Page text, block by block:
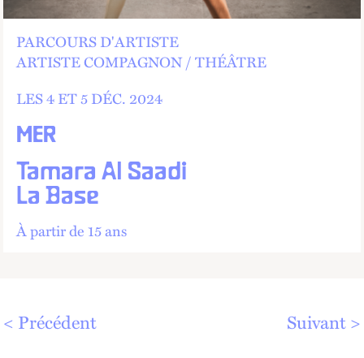
MER
Tamara Al Saadi
La Base
PARCOURS D'ARTISTE
ARTISTE COMPAGNON
THÉÂTRE
LES 4 ET5DÉC. 2024
À partir de 15 ans
Précédent Suivant